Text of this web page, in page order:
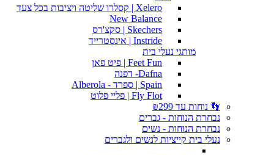
Xelero | קסלרו שליטה ויציבות בכל צעד
New Balance
Skechers | סקצ'רס
Instride | אינסטרייד
מותגי נעלי בית
Feet Fun | פיט פאן
Dafna- דפנה
Spain | ספרד - Alberola
Fly Flot | פליי פלוט
👣 נוחות עד ₪299
נבחרת הנוחות - גברים
נבחרת הנוחות - נשים
נעלי בית קייציות לנשים ולגברים